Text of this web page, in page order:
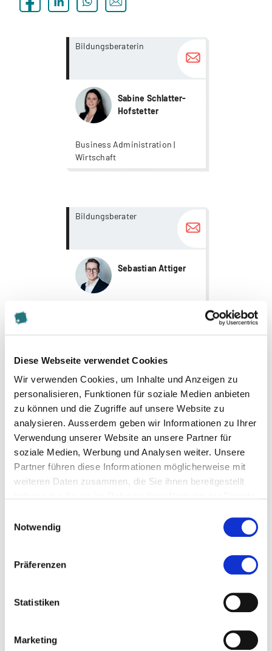
Diese Webseite verwendet Cookies
Wir verwenden Cookies, um Inhalte und Anzeigen zu
personalisieren, Funktionen für soziale Medien anbieten
zu können und die Zugriffe auf unsere Website zu
analysieren. Ausserdem geben wir Informationen zu Ihrer
Verwendung unserer Website an unsere Partner für
soziale Medien, Werbung und Analysen weiter. Unsere
Partner führen diese Informationen möglicherweise mit
weiteren Daten zusammen, die Sie ihnen bereitgestellt
Notwendig
Präferenzen
Statistiken
Marketing
Bildungsberaterin
Sabine Schlatter-
Hofstetter
Business Administration |
Wirtschaft
more...
more...
Bildungsberater
Sebastian Attiger
more...
more...
Studiengangsleiter
Jost Brücker
Banking | Wirtschaft
more...
more...
Zur Vergleichsbox hinzufügen
Themen, die dem Studiengang zugeordnet sind: